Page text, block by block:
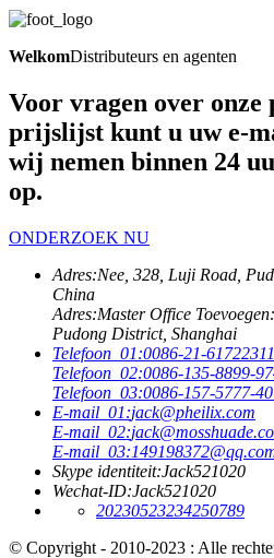
WelkomDistributeurs en agenten
Voor vragen over onze
prijslijst kunt u uw e-
wij nemen binnen 24
op.
ONDERZOEK NU
Adres:Nee, 328, Luji Road,
China
Adres:Master Office
Pudong District, Shanghai
Telefoon_01:0086-21-61722311
Telefoon_02:0086-135-8899-
Telefoon_03:0086-157-5777-
E-mail_01:jack@pheilix.com
E-mail_02:
E-mail_03:
Skype identiteit:Jack521020
Wechat-ID:Jack521020
20230523234250789
© Copyright - 2010-2023 : Alle